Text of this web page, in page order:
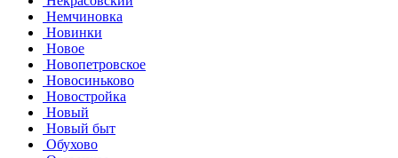
Немчиновка
Новинки
Новое
Новопетровское
Новосиньково
Новостройка
Новый
Новый быт
Обухово